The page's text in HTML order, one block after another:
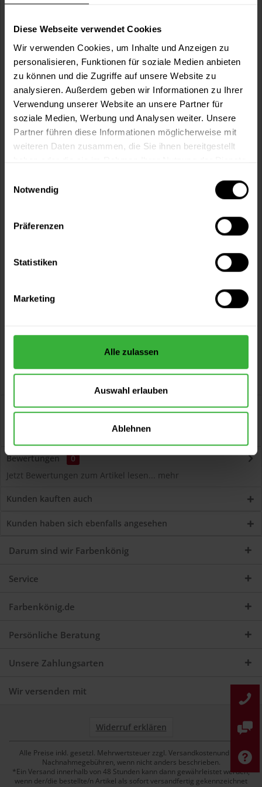
Diese Webseite verwendet Cookies
Wir verwenden Cookies, um Inhalte und Anzeigen zu
personalisieren, Funktionen für soziale Medien anbieten
zu können und die Zugriffe auf unsere Website zu
analysieren. Außerdem geben wir Informationen zu Ihrer
Verwendung unserer Website an unsere Partner für
soziale Medien, Werbung und Analysen weiter. Unsere
Partner führen diese Informationen möglicherweise mit
weiteren Daten zusammen, die Sie ihnen bereitgestellt
Notwendig
Präferenzen
Statistiken
Marketing
Alle zulassen
Auswahl erlauben
Ablehnen
Wie viele m² wollen Sie bearbeiten?
m²
In denWarenkorb
Fragen zum Artikel?
Sie möchten eine größere Menge kaufen
Versand innerhalb von 48h*
Beschreibung
Volvox Espressivo Lehmfarbe (Marille) Lösemittelfreier,
dauerelastischer Wand- und...mehr
Bewertungen
0
Jetzt Bewertungen zum Artikel lesen... mehr
Kunden kauften auch
Kunden haben sich ebenfalls angesehen
Darum sind wir Farbenkönig
Service
Farbenkönig.de
Persönliche Beratung
Unsere Zahlungsarten
Wir versenden mit
Widerruf erklären
Alle Preise inkl. gesetzl. Mehrwertsteuer zzgl. Versandkostenund ggf.
Nachnahmegebühren, wenn nicht anders beschrieben.
*Ein Versand innerhalb von 48 Stunden kann dann gewährleistet werden,
wenn der/die bestellte/n Artikel als sofort versandfertig gekennzeichnet